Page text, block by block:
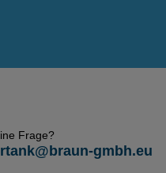
Frage?
gmbh.eu